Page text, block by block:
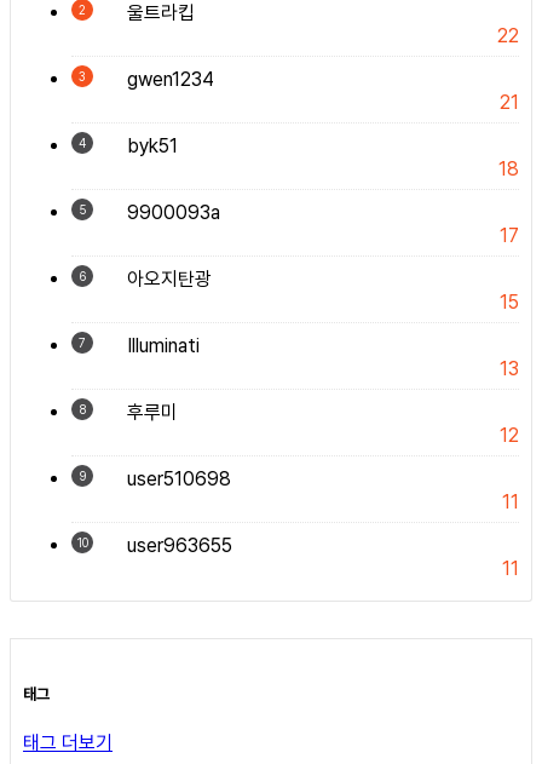
2
울트라킵
22
3
gwen1234
21
4
byk51
18
5
9900093a
17
6
아오지탄광
15
7
Illuminati
13
8
후루미
12
9
user510698
11
10
user963655
11
태그
태그 더보기